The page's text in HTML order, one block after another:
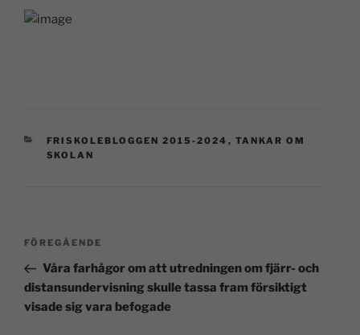
FRISKOLEBLOGGEN 2015-2024 , TANKAR OM
SKOLAN
FÖREGÅENDE
Våra farhågor om att utredningen om fjärr- och
distansundervisning skulle tassa fram försiktigt
visade sig vara befogade